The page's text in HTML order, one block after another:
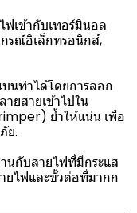
เข้ากับเทอร์มินอล
รณ์อิเล็กทรอนิกส์,
นทำได้โดยการลอก
ยสายเข้าไปใน
ย้ำให้แน่น เพื่อ
ย.
นกับสายไฟที่มีกระแส
ยไฟและขั้วต่อที่มากก